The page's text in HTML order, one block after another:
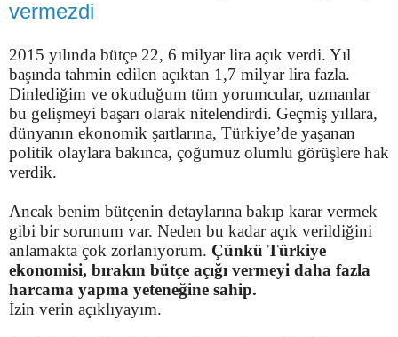
vermezdi
2015 yılında bütçe 22, 6 milyar lira açık verdi. Yıl
başında tahmin edilen açıktan 1,7 milyar lira fazla.
Dinlediğim ve okuduğum tüm yorumcular, uzmanlar
bu gelişmeyi başarı olarak nitelendirdi. Geçmiş yıllara,
dünyanın ekonomik şartlarına, Türkiye’de yaşanan
politik olaylara bakınca, çoğumuz olumlu görüşlere hak
verdik.
Ancak benim bütçenin detaylarına bakıp karar vermek
gibi bir sorunum var. Neden bu kadar açık verildiğini
anlamakta çok zorlanıyorum. Çünkü Türkiye
ekonomisi, bırakın bütçe açığı vermeyi daha fazla
harcama yapma yeteneğine sahip.
İzin verin açıklıyayım.